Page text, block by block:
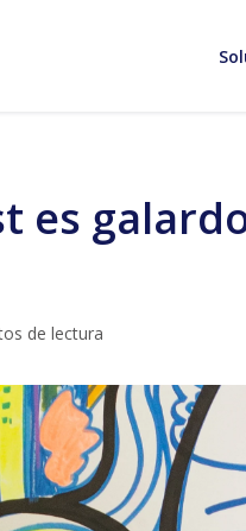
es
de lectura